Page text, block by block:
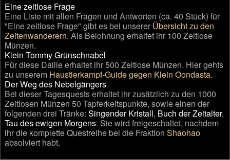
Eine zeitlose Frage
Eine Liste mit allen Fragen und Antworten (ca. 40 Stück) für
"Eine zeitlose Frage" gibt es bei unserer Übersicht zu den
Zeitenwanderern. Als Belohnung erhaltet ihr 100 Zeitlose
Münzen.
Klein Tommy Grünschnabel
Für diese Dailie erhaltet ihr 500 Zeitlose Münzen. Hier gehts
zu unserem Haustierkampf-Guide gegen Klein Oondasta.
Der Weg des Nebelgängers
Bei dieser Tagesquests erhaltet ihr zusätzlich zu den 1000
Zeitlosen Münzen 50 Tapferkeitspunkte, sowie einen der
folgenden drei Tränke: Singender Kristall, Buch der Zeitalter,
Tau des ewigen Morgens. Sie wird freigeschaltet, nachdem
ihr die komplette Questreihe bei die Fraktion Shaohao
absolviert habt.